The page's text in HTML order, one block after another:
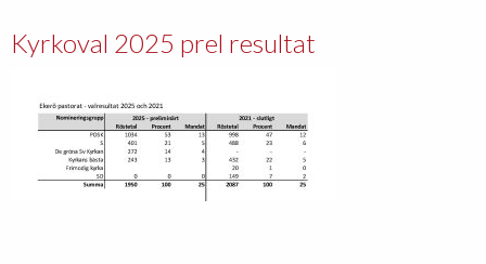
Kyrkoval 2025 prel resultat